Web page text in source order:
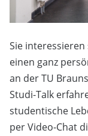
Sie
einen ganz
an der TU
Studi-Talk
studentische
per Video-Chat